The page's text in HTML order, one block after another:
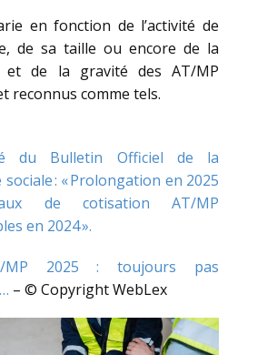
en fonction de l’activité de
de sa taille ou encore de la
et de la gravité des AT/MP
reconnus comme tels.
du Bulletin Officiel de la
sociale : « Prolongation en 2025
de cotisation AT/MP
en 2024 ».
MP 2025 : toujours pas
– © Copyright WebLex